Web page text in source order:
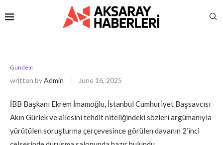
Gündem
written byAdmin June 16, 2025
İBB Başkanı Ekrem İmamoğlu, İstanbul Cumhuriyet Başsavcısı
Akın Gürlek ve ailesini tehdit niteliğindeki sözleri argümanıyla
yürütülen soruşturma çerçevesince görülen davanın 2’inci